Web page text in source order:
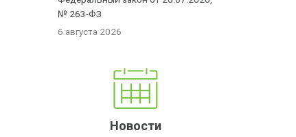
№ 263-ФЗ
6 августа 2026
Новости